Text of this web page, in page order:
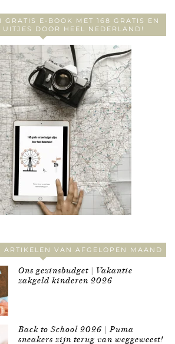
E-BOOK MET 168 GRATIS EN
UITJES DOOR HEEL NEDERLAND!
ARTIKELEN VAN AFGELOPEN MAAND
Ons gezinsbudget | Vakantie
zakgeld kinderen 2026
Back to School 2026 | Puma
sneakers zijn terug van weggeweest!